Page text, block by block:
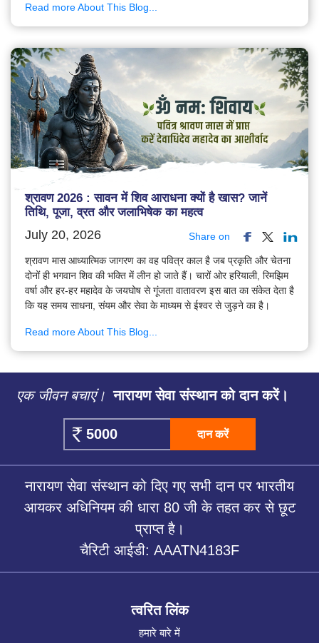
Read more About This Blog...
श्रावण 2026 : सावन में शिव आराधना क्यों है खास? जानें
तिथि, पूजा, व्रत और जलाभिषेक का महत्व
July 20, 2026 Share on
श्रावण मास आध्यात्मिक जागरण का वह पवित्र काल है जब प्रकृति और चेतना
दोनों ही भगवान शिव की भक्ति में लीन हो जाते हैं। चारों ओर हरियाली, रिमझिम
वर्षा और हर-हर महादेव के जयघोष से गूंजता वातावरण इस बात का संकेत देता है
कि यह समय साधना, संयम और सेवा के माध्यम से ईश्वर से जुड़ने का है।
Read more About This Blog...
एक जीवन बचाएं। नारायण सेवा संस्थान को दान करें।
दान करें
नारायण सेवा संस्थान को दिए गए सभी दान पर भारतीय
आयकर अधिनियम की धारा 80 जी के तहत कर से छूट
प्राप्त है।
चैरिटी आईडी: AAATN4183F
त्वरित लिंक
हमारे बारे में